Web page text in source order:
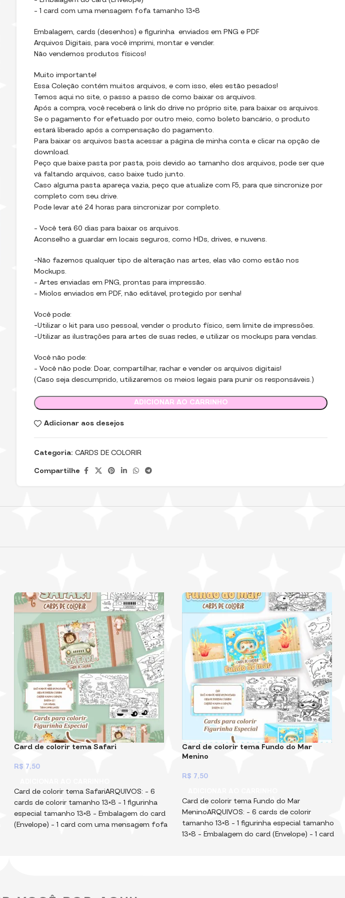
– ⁠1 card com uma mensagem fofa tamanho 13×8
Embalagem, cards (desenhos) e figurinha enviados em PNG e PDF
Arquivos Digitais, para você imprimi, montar e vender.
Não vendemos produtos físicos!
Muito importante!
Essa Coleção contém muitos arquivos, e com isso, eles estão pesados!
Temos aqui no site, o passo a passo de como baixar os arquivos.
Após a compra, você receberá o link do drive no próprio site, para baixar os arquivos.
Se o pagamento for efetuado por outro meio, como boleto bancário, o produto
estará liberado após a compensação do pagamento.
Para baixar os arquivos basta acessar a página de minha conta e clicar na opção de
download.
Peço que baixe pasta por pasta, pois devido ao tamanho dos arquivos, pode ser que
vá faltando arquivos, caso baixe tudo junto.
Caso alguma pasta apareça vazia, peço que atualize com F5, para que sincronize por
completo com seu drive.
Pode levar até 24 horas para sincronizar por completo.
– Você terá 60 dias para baixar os arquivos.
Aconselho a guardar em locais seguros, como HDs, drives, e nuvens.
-Não fazemos qualquer tipo de alteração nas artes, elas vão como estão nos
Mockups.
– Artes enviadas em PNG, prontas para impressão.
– Miolos enviados em PDF, não editável, protegido por senha!
Você pode:
-Utilizar o kit para uso pessoal, vender o produto físico, sem limite de impressões.
-Utilizar as ilustrações para artes de suas redes, e utilizar os mockups para vendas.
Você não pode:
– Você não pode: Doar, compartilhar, rachar e vender os arquivos digitais!
(Caso seja descumprido, utilizaremos os meios legais para punir os responsáveis.)
ADICIONAR AO CARRINHO
Adicionar aos desejos
Categoria: CARDS DE COLORIR
Compartilhe
Card de colorir tema Safari
R$ 7,50
Card de colorir tema SafariARQUIVOS: – 6
cards de colorir tamanho 13×8 – ⁠1 figurinha
especial tamanho 13×8 – ⁠Embalagem do card
(Envelope) – ⁠1 card com uma mensagem fofa
Card de colorir tema Fundo do Mar
Menino
R$ 7,50
Card de colorir tema Fundo do Mar
MeninoARQUIVOS: – 6 cards de colorir
tamanho 13×8 – ⁠1 figurinha especial tamanho
13×8 – ⁠Embalagem do card (Envelope) – ⁠1 card